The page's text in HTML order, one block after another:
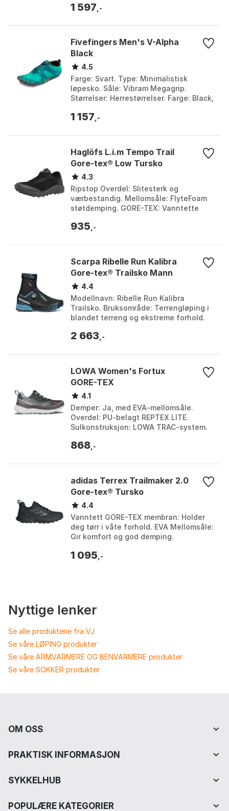
Brown, Green. Størrel...
1 597 ,-
Fivefingers Men's V-Alpha
Black
4.5
Farge: Svart. Type: Minimalistisk
løpesko. Såle: Vibram Megagrip.
Størrelser: Herrestørrelser. Farge: Black,
37, EU 38...
1 157 ,-
Haglöfs L.i.m Tempo Trail
Gore-tex® Low Tursko
4.3
Ripstop Overdel: Slitesterk og
værbestandig. Mellomsåle: FlyteFoam
støtdemping. GORE-TEX: Vanntette
hælforsterkning. Farge: True ...
935 ,-
Scarpa Ribelle Run Kalibra
Gore-tex® Trailsko Mann
4.4
Modellnavn: Ribelle Run Kalibra
Trailsko. Bruksområde: Terrengløping i
blandet terreng og ekstreme forhold.
med BOA® samarb...
2 663 ,-
LOWA Women's Fortux
GORE-TEX
4.1
Demper: Ja, med EVA-mellomsåle.
Overdel: PU-belagt REPTEX LITE.
Sulkonstruksjon: LOWA TRAC-system.
Arktis / rose, Black /...
868 ,-
adidas Terrex Trailmaker 2.0
Gore-tex® Tursko
4.4
Vanntett GORE-TEX membran: Holder
deg tørr i våte forhold. EVA Mellomsåle:
Gir komfort og god demping.
grep på alle under...
1 095 ,-
Nyttige lenker
Se alle produktene fra VJ
Se våre LØPING produkter
Se våre ARMVARMERE OG BENVARMERE produkter
Se våre SOKKER produkter
OM OSS
PRAKTISK INFORMASJON
SYKKELHUB
POPULÆRE KATEGORIER